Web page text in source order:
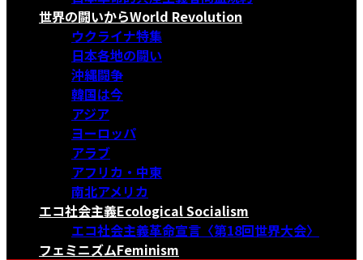
世界の闘いからWorld Revolution
ウクライナ特集
日本各地の闘い
沖縄闘争
韓国は今
アジア
ヨーロッパ
アラブ
アフリカ・中東
南北アメリカ
エコ社会主義Ecological Socialism
エコ社会主義革命宣言〈第18回世界大会〉
フェミニズムFeminism